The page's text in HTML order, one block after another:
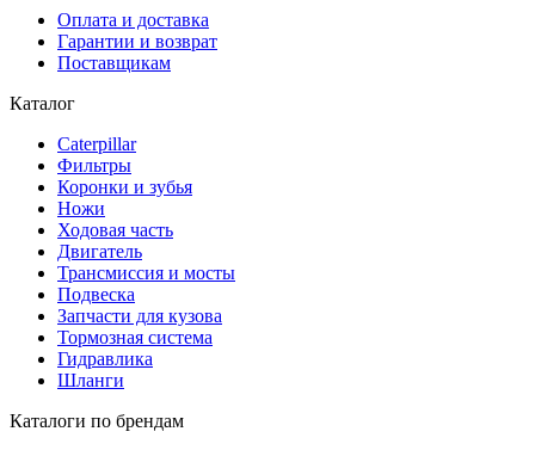
Оплата и доставка
Гарантии и возврат
Поставщикам
Каталог
Caterpillar
Фильтры
Коронки и зубья
Ножи
Ходовая часть
Двигатель
Трансмиссия и мосты
Подвеска
Запчасти для кузова
Тормозная система
Гидравлика
Шланги
Каталоги по брендам